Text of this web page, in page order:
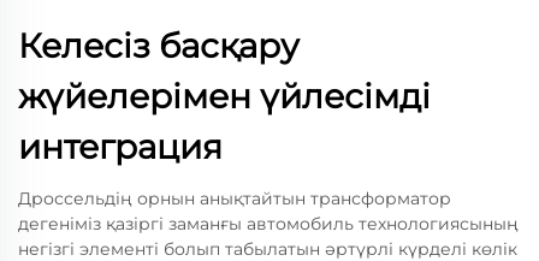
Келесіз басқару
жүйелерімен үйлесімді
интеграция
Дроссельдің орнын анықтайтын трансформатор
дегеніміз қазіргі заманғы автомобиль технологиясының
негізгі элементі болып табылатын әртүрлі күрделі көлік